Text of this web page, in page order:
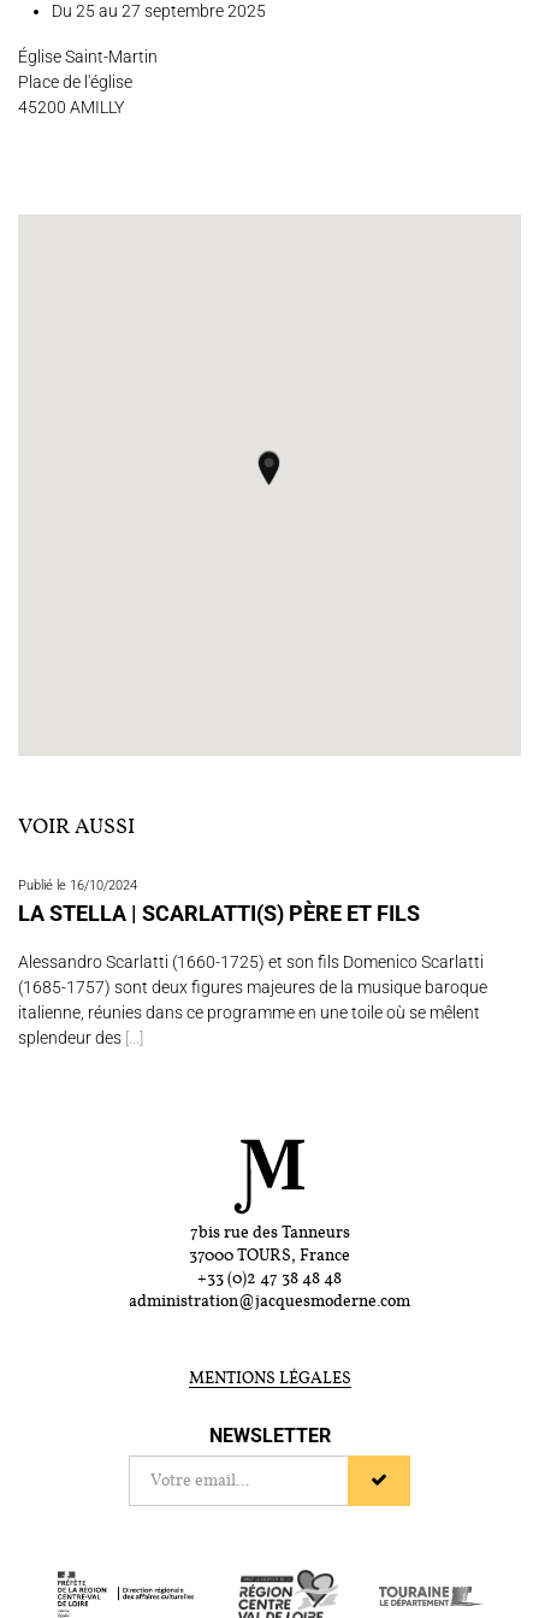
Du 25 au 27 septembre 2025
Église Saint-Martin
Place de l'église
45200 AMILLY
VOIR AUSSI
Publié le 16/10/2024
LA STELLA | SCARLATTI(S) PÈRE ET FILS
Alessandro Scarlatti (1660-1725) et son fils Domenico Scarlatti
(1685-1757) sont deux figures majeures de la musique baroque
italienne, réunies dans ce programme en une toile où se mêlent
splendeur des [...]
7bis rue des Tanneurs
37000 TOURS, France
+33 (0)2 47 38 48 48
administration@jacquesmoderne.com
MENTIONS LÉGALES
NEWSLETTER